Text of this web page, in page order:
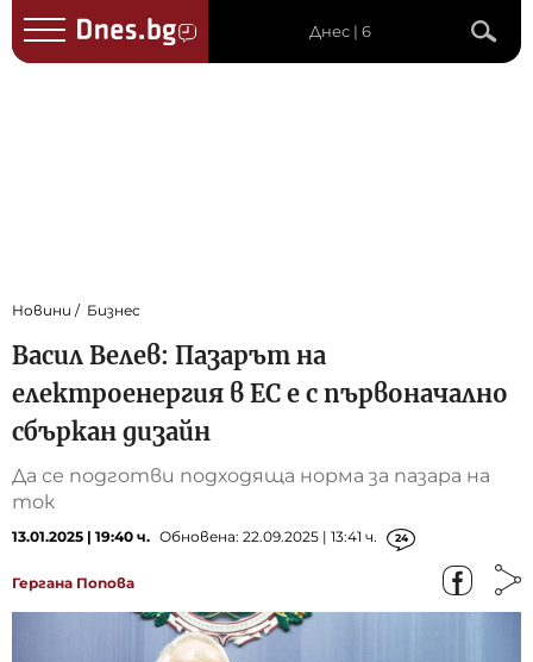
Днес | 6
Новини Бизнес
Васил Велев: Пазарът на
електроенергия в ЕС е с първоначално
сбъркан дизайн
Да се подготви подходяща норма за пазара на
ток
13.01.2025 | 19:40 ч. Обновена: 22.09.2025 | 13:41 ч. 24
Гергана Попова